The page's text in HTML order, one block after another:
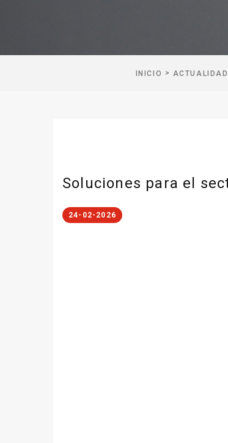
INICIO > ACTUALIDAD
Soluciones para el
24-02-2026